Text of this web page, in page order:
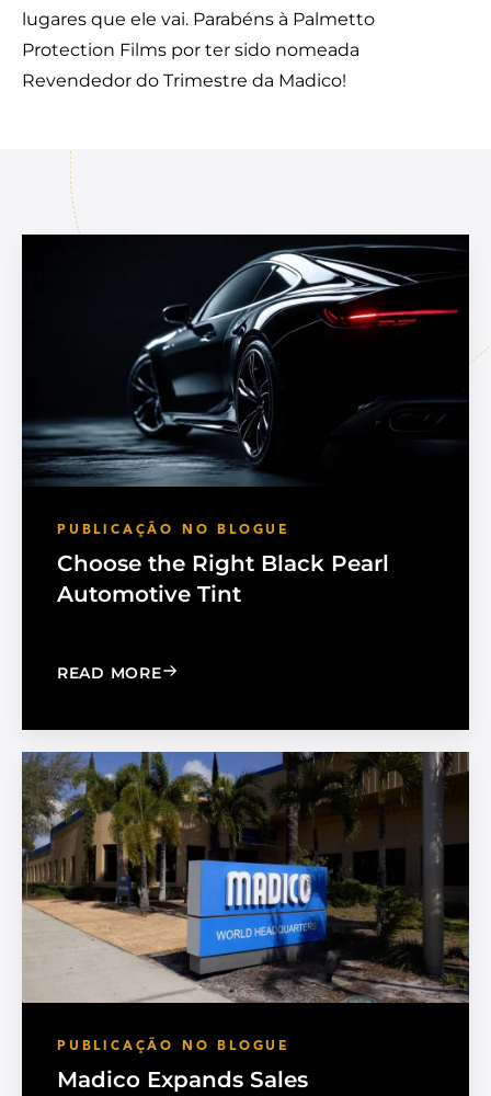
lugares que ele vai. Parabéns à Palmetto
Protection Films por ter sido nomeada
Revendedor do Trimestre da Madico!
PUBLICAÇÃO NO BLOGUE
Choose the Right Black Pearl
Automotive Tint
READ MORE: CHOOSE THE RIGHT BLACK PEARL
PUBLICAÇÃO NO BLOGUE
Madico Expands Sales